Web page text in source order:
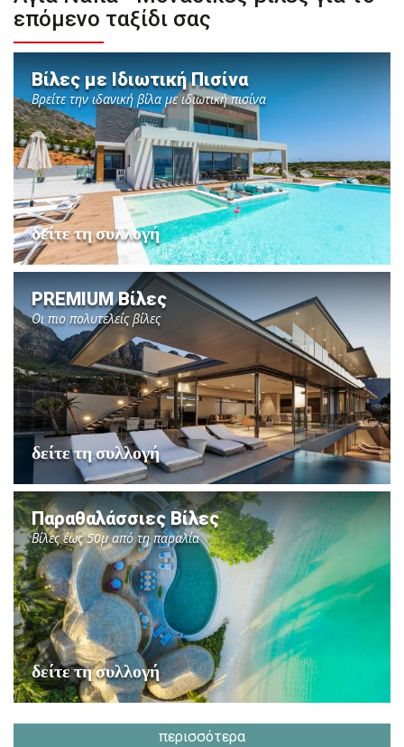
επόμενο ταξίδι σας
Βίλες με Ιδιωτική Πισίνα
Βρείτε την ιδανική βίλα με ιδιωτική πισίνα
δείτε τη συλλογή
PREMIUM Βίλες
Οι πιο πολυτελείς βίλες
δείτε τη συλλογή
Παραθαλάσσιες Βίλες
Βίλες έως 50μ από τη παραλία
δείτε τη συλλογή
περισσότερα